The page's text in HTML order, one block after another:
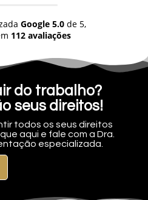
Google 5.0de 5,
112 avaliações
do trabalho?
seus direitos!
todos os seus direitos
aqui e fale com a Dra.
especializada.